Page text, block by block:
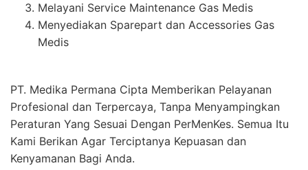
Melayani Service Maintenance Gas Medis
Menyediakan Sparepart dan Accessories Gas
Medis
PT. Medika Permana Cipta Memberikan Pelayanan
Profesional dan Terpercaya, Tanpa Menyampingkan
Peraturan Yang Sesuai Dengan PerMenKes. Semua Itu
Kami Berikan Agar Terciptanya Kepuasan dan
Kenyamanan Bagi Anda.